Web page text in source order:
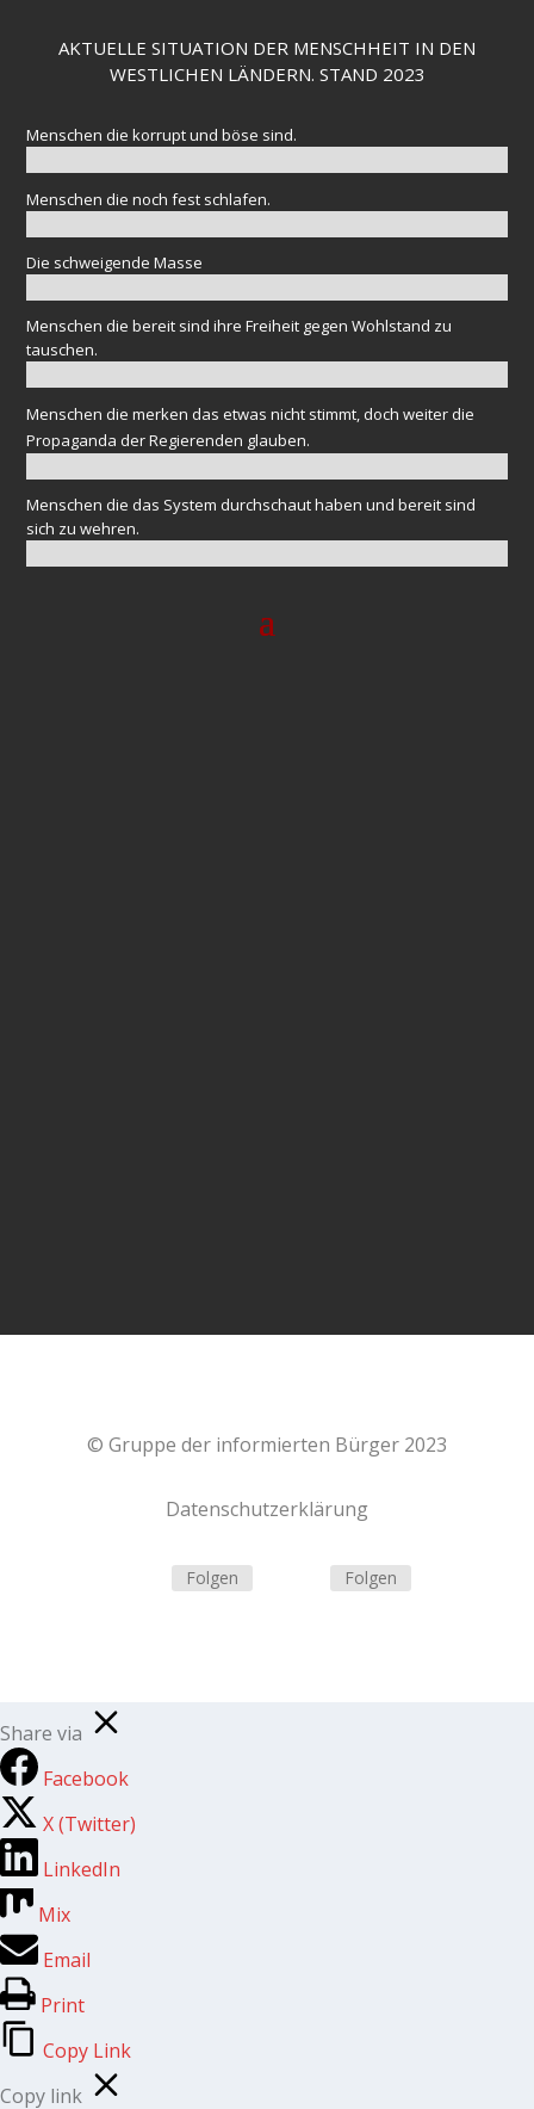
AKTUELLE SITUATION DER MENSCHHEIT IN DEN
WESTLICHEN LÄNDERN. STAND 2023
Menschen die korrupt und böse sind.
Menschen die noch fest schlafen.
Die schweigende Masse
Menschen die bereit sind ihre Freiheit gegen Wohlstand zu
tauschen.
Menschen die merken das etwas nicht stimmt, doch weiter die
Propaganda der Regierenden glauben.
Menschen die das System durchschaut haben und bereit sind
sich zu wehren.
© Gruppe der informierten Bürger 2023
Datenschutzerklärung
Folgen Folgen
Share via
Facebook
X (Twitter)
LinkedIn
Mix
Email
Print
Copy Link
Copy link